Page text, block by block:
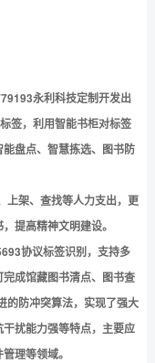
永利科技定制开发出
签，利用智能书柜对标签
盘点、智慧拣选、图书防
上架、查找等人力支出，更
提高精神文明建设。
协议标签识别，支持多
成馆藏图书清点、图书查
的防冲突算法，实现了强大
扰能力强等特点，主要应
理等领域。